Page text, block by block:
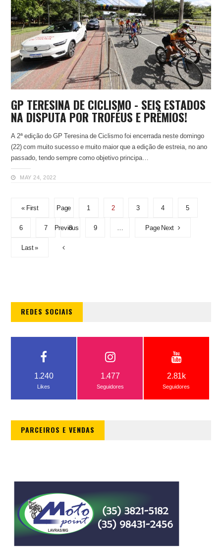
GP TERESINA DE CICLISMO - SEIS ESTADOS
NA DISPUTA POR TROFÉUS E PRÊMIOS!
A 2ª edição do GP Teresina de Ciclismo foi encerrada neste domingo
(22) com muito sucesso e muito maior que a edição de estreia, no ano
passado, tendo sempre como objetivo principa…
MAY 24, 2022
« First Page
Previous
1 2 3 4 5
6 7 8 9 Page Next
Last »
REDES SOCIAIS
1.240
Likes
1.477
Seguidores
2.81k
Seguidores
PARCEIROS E VENDAS